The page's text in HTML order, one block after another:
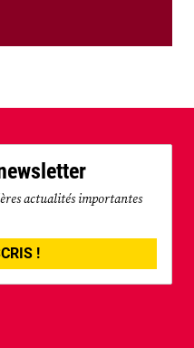
actualités importantes
!